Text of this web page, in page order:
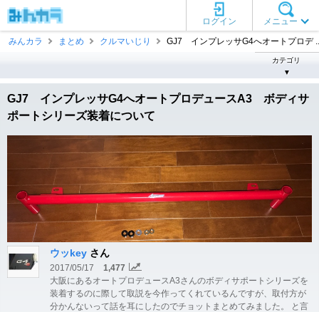
メニュー
ログイン
みんカラ
まとめ クルマいじり GJ7 インプレッサG4へオートプロデ
カテゴリ
▼
GJ7 インプレッサG4へオートプロデュースA3 ボディサ
ポートシリーズ装着について
ウッkey さん
2017/05/17
1,477
大阪にあるオートプロデュースA3さんのボディサポートシリーズを
装着するのに際して取説を今作ってくれているんですが、取付方が
分かんないって話を耳にしたのでチョットまとめてみました。 と言